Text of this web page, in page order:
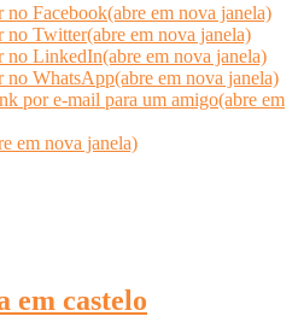
Facebook(abre em nova janela)
no Twitter(abre em nova janela)
no LinkedIn(abre em nova janela)
no WhatsApp(abre em nova janela)
por e-mail para um amigo(abre em
em nova janela)
em castelo